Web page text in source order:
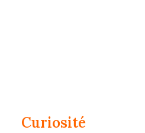
Curiosité